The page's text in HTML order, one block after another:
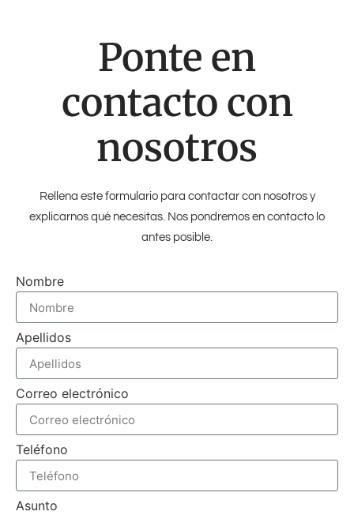
Ponte en
contacto con
nosotros
Rellena este formulario para contactar con nosotros y
explicarnos qué necesitas. Nos pondremos en contacto lo
antes posible.
Nombre
Apellidos
Correo electrónico
Teléfono
Asunto